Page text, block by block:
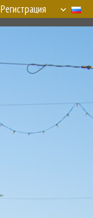
Регистрация